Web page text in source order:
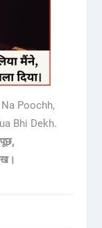
Poochh,
Bhi Dekh.